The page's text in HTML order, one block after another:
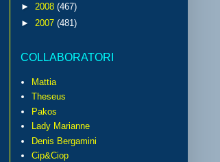
► 2008 (467)
► 2007 (481)
COLLABORATORI
Mattia
Theseus
Pakos
Lady Marianne
Denis Bergamini
Cip&Ciop